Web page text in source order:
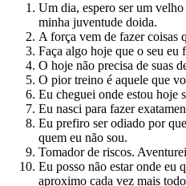
Um dia, espero ser um
minha juventude doida.
A força vem de fazer coisas
Faça algo hoje que o seu eu
O hoje não precisa de suas
O pior treino é aquele que
Eu cheguei onde estou hoje
Eu nasci para fazer
Eu prefiro ser odiado por
quem eu não sou.
Tomador de riscos.
Eu posso não estar onde eu
aproximo cada vez mais